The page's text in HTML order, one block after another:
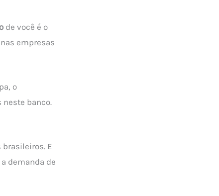
de você é o
empresas
o
banco.
brasileiros. E
demanda de